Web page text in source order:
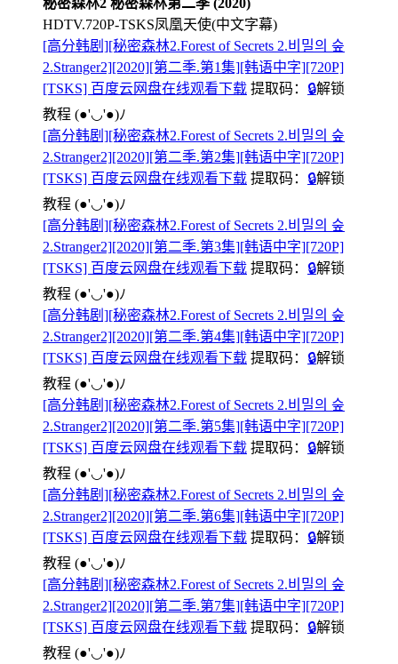
HDTV.720P-TSKS凤凰天使(中文字幕)
[高分韩剧][秘密森林2.Forest of Secrets 2.비밀의 숲
2.Stranger2][2020][第二季.第1集][韩语中字][720P]
[TSKS] 百度云网盘在线观看下载 提取码： 🔒解锁
教程 (●'◡'●)ﾉ
[高分韩剧][秘密森林2.Forest of Secrets 2.비밀의 숲
2.Stranger2][2020][第二季.第2集][韩语中字][720P]
[TSKS] 百度云网盘在线观看下载 提取码： 🔒解锁
教程 (●'◡'●)ﾉ
[高分韩剧][秘密森林2.Forest of Secrets 2.비밀의 숲
2.Stranger2][2020][第二季.第3集][韩语中字][720P]
[TSKS] 百度云网盘在线观看下载 提取码： 🔒解锁
教程 (●'◡'●)ﾉ
[高分韩剧][秘密森林2.Forest of Secrets 2.비밀의 숲
2.Stranger2][2020][第二季.第4集][韩语中字][720P]
[TSKS] 百度云网盘在线观看下载 提取码： 🔒解锁
教程 (●'◡'●)ﾉ
[高分韩剧][秘密森林2.Forest of Secrets 2.비밀의 숲
2.Stranger2][2020][第二季.第5集][韩语中字][720P]
[TSKS] 百度云网盘在线观看下载 提取码： 🔒解锁
教程 (●'◡'●)ﾉ
[高分韩剧][秘密森林2.Forest of Secrets 2.비밀의 숲
2.Stranger2][2020][第二季.第6集][韩语中字][720P]
[TSKS] 百度云网盘在线观看下载 提取码： 🔒解锁
教程 (●'◡'●)ﾉ
[高分韩剧][秘密森林2.Forest of Secrets 2.비밀의 숲
2.Stranger2][2020][第二季.第7集][韩语中字][720P]
[TSKS] 百度云网盘在线观看下载 提取码： 🔒解锁
教程 (●'◡'●)ﾉ